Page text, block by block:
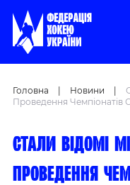
Головна Новини
Проведення Чемпіонатів
Стали відомі
проведення